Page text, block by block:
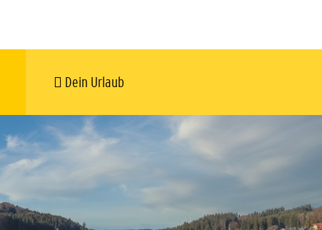
Dein Urlaub